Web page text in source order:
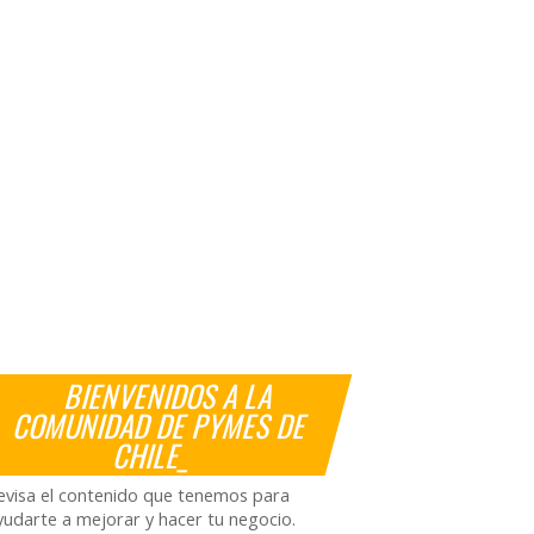
BIENVENIDOS A LA
COMUNIDAD DE PYMES DE
CHILE_
el contenido que tenemos para
a mejorar y hacer tu negocio.